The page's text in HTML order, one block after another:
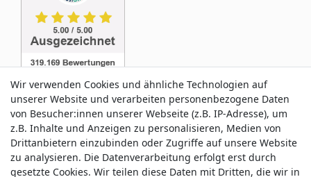
Service & Kontakt
Wir verwenden Cookies und ähnliche Technologien auf
unserer Website und verarbeiten personenbezogene Daten
von Besucher:innen unserer Webseite (z.B. IP-Adresse), um
z.B. Inhalte und Anzeigen zu personalisieren, Medien von
Drittanbietern einzubinden oder Zugriffe auf unsere Website
zu analysieren. Die Datenverarbeitung erfolgt erst durch
gesetzte Cookies. Wir teilen diese Daten mit Dritten, die wir in